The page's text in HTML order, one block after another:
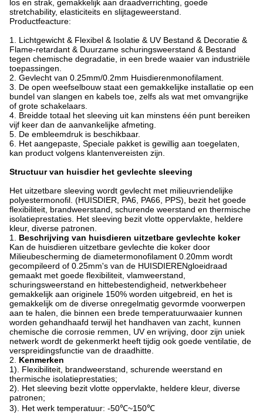
los en strak, gemakkelijk aan draadverrichting, goede
stretchability, elasticiteits en slijtageweerstand.
Productfeacture:
1. Lichtgewicht & Flexibel & Isolatie & UV Bestand & Decoratie &
Flame-retardant & Duurzame schuringsweerstand & Bestand
tegen chemische degradatie, in een brede waaier van industriële
toepassingen.
2. Gevlecht van 0.25mm/0.2mm Huisdierenmonofilament.
3. De open weefselbouw staat een gemakkelijke installatie op een
bundel van slangen en kabels toe, zelfs als wat met omvangrijke
of grote schakelaars.
4. Breidde totaal het sleeving uit kan minstens één punt bereiken
vijf keer dan de aanvankelijke afmeting.
5. De embleemdruk is beschikbaar.
6. Het aangepaste, Speciale pakket is gewillig aan toegelaten,
kan product volgens klantenvereisten zijn.
Structuur van huisdier het gevlechte sleeving
Het uitzetbare sleeving wordt gevlecht met milieuvriendelijke
polyestermonofil. (HUISDIER, PA6, PA66, PPS), bezit het goede
flexibiliteit, brandweerstand, schurende weerstand en thermische
isolatieprestaties. Het sleeving bezit vlotte oppervlakte, heldere
kleur, diverse patronen.
1. Beschrijving van huisdieren uitzetbare gevlechte koker
Kan de huisdieren uitzetbare gevlechte die koker door
Milieubescherming de diametermonofilament 0.20mm wordt
gecompileerd of 0.25mm's van de HUISDIERENgloeidraad
gemaakt met goede flexibiliteit, vlamweerstand,
schuringsweerstand en hittebestendigheid, netwerkbeheer
gemakkelijk aan originele 150% worden uitgebreid, en het is
gemakkelijk om de diverse onregelmatig gevormde voorwerpen
aan te halen, die binnen een brede temperatuurwaaier kunnen
worden gehandhaafd terwijl het handhaven van zacht, kunnen
chemische die corrosie remmen, UV en wrijving, door zijn uniek
netwerk wordt de gekenmerkt heeft tijdig ook goede ventilatie, de
verspreidingsfunctie van de draadhitte.
2. Kenmerken
1). Flexibiliteit, brandweerstand, schurende weerstand en
thermische isolatieprestaties;
2). Het sleeving bezit vlotte oppervlakte, heldere kleur, diverse
patronen;
3). Het werk temperatuur: -50℃~150℃